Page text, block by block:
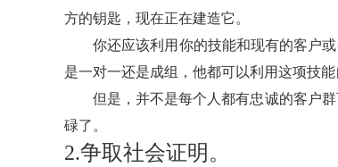
方的钥匙，现在正在建造它。
你还应该利用你的技能和现有的客户
是一对一还是成组，他都可以利用这项技能
但是，并不是每个人都有忠诚的客户
碌了。
2.争取社会证明。